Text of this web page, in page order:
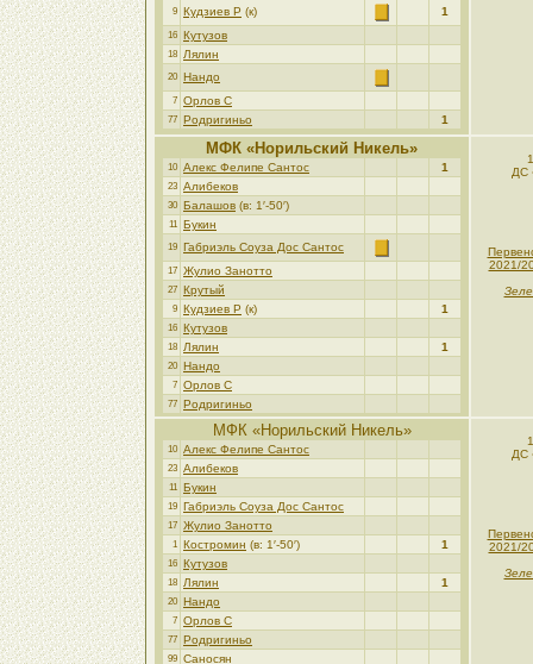
9 Кудзиев Р (к) 1
16 Кутузов
18 Лялин
20 Нандо
7 Орлов С
77 Родригиньо 1
МФК «Норильский Никель»
10 Алекс Фелипе Сантос 1
23 Алибеков
30 Балашов (в: 1′-50′)
11 Букин
19 Габриэль Соуза Дос Сантос
17 Жулио Занотто
27 Крутый
9 Кудзиев Р (к) 1
16 Кутузов
18 Лялин 1
20 Нандо
7 Орлов С
77 Родригиньо
ДС
2021/
МФК «Норильский Никель»
10 Алекс Фелипе Сантос
23 Алибеков
11 Букин
19 Габриэль Соуза Дос Сантос
17 Жулио Занотто
1 Костромин (в: 1′-50′) 1
16 Кутузов
18 Лялин 1
20 Нандо
7 Орлов С
77 Родригиньо
99 Саносян
ДС
2021/